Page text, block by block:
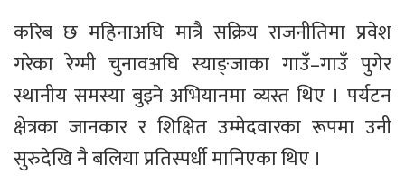
करिब छ महिनाअघि मात्रै सक्रिय राजनीतिमा प्रवेश
गरेका रेग्मी चुनावअघि स्याङ्जाका गाउँ–गाउँ पुगेर
स्थानीय समस्या बुझ्ने अभियानमा व्यस्त थिए । पर्यटन
क्षेत्रका जानकार र शिक्षित उम्मेदवारका रूपमा उनी
सुरुदेखि नै बलिया प्रतिस्पर्धी मानिएका थिए ।